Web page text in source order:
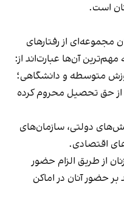
است.
مجموعه‌ای از رفتارهای
آن‌ها عبارت‌اند از:
متوسطه و دانشگاهی؛
از حق تحصیل محروم کرده
دولتی، سازمان‌های
اقتصادی.
از طریق الزام حضور
حضور آنان در اماکن